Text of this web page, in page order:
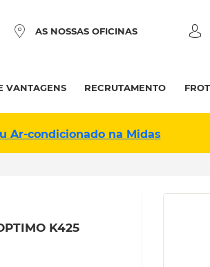
AS NOSSAS OFICINAS
VANTAGENS RECRUTAMENTO
Ar-condicionado na Midas
K425